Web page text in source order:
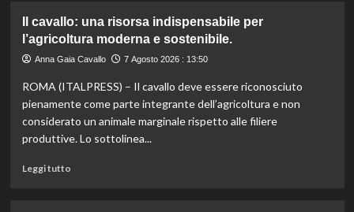
umanitari”.
Controllo
qualità
olio
vino:
l’IRVO
potenzia
per
Il cavallo: una risorsa indispensabile per
l’agricoltura moderna e sostenibile.
Anna Gaia Cavallo 7 Agosto 2026 : 13:50
ROMA (ITALPRESS) – Il cavallo deve essere riconosciuto
pienamente come parte integrante dell’agricoltura e non
considerato un animale marginale rispetto alle filiere
produttive. Lo sottolinea...
Leggi tuttoLeggi